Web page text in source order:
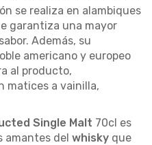
se realiza en alambiques
garantiza una mayor
Además, su
americano y europeo
al producto,
matices a vainilla,
Single Malt 70cl es
amantes del whisky que